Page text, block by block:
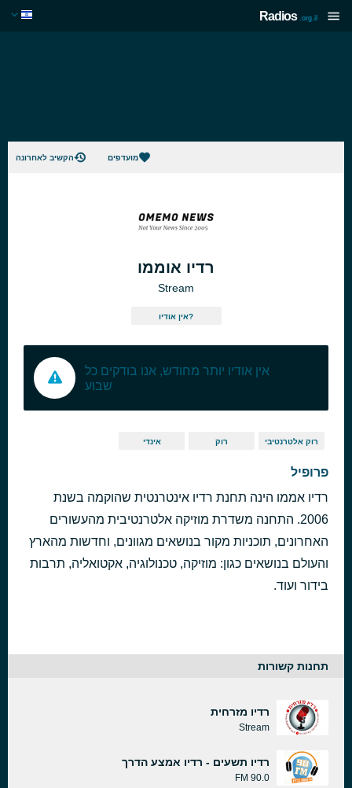
Radios .org.il
מועדפים הקשיב לאחרונה
רדיו אוממו
Stream
אין אודיו?
אין אודיו יותר מחודש, אנו בודקים כל
שבוע
אינדי רוק רוק אלטרנטיבי
פרופיל
רדיו אממו הינה תחנת רדיו אינטרנטית שהוקמה בשנת
2006. התחנה משדרת מוזיקה אלטרנטיבית מהעשורים
האחרונים, תוכניות מקור בנושאים מגוונים, וחדשות מהארץ
והעולם בנושאים כגון: מוזיקה, טכנולוגיה, אקטואליה, תרבות
בידור ועוד.
תחנות קשורות
רדיו מזרחית
Stream
רדיו תשעים - רדיו אמצע הדרך
90.0 FM